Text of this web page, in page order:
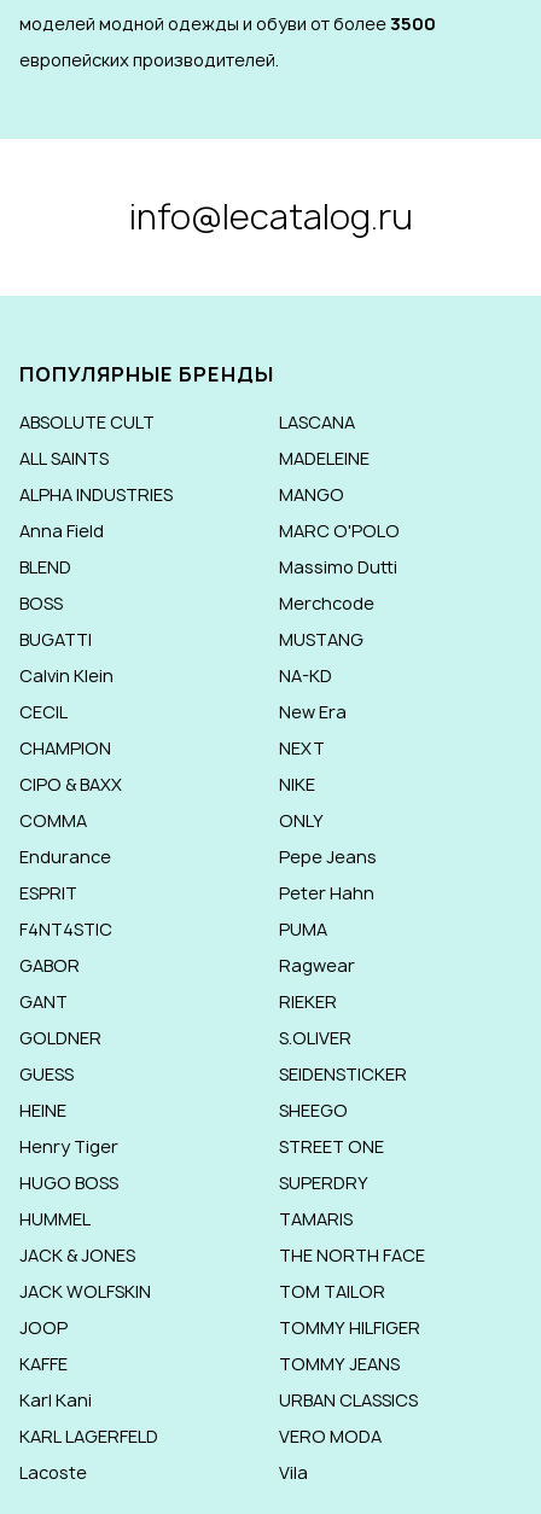
моделей модной одежды и обуви от более3500
европейских производителей.
info@lecatalog.ru
ПОПУЛЯРНЫЕ БРЕНДЫ
ABSOLUTE CULT
ALL SAINTS
ALPHA INDUSTRIES
Anna Field
BLEND
BOSS
BUGATTI
Calvin Klein
CECIL
CHAMPION
CIPO & BAXX
COMMA
Endurance
ESPRIT
F4NT4STIC
GABOR
GANT
GOLDNER
GUESS
HEINE
Henry Tiger
HUGO BOSS
HUMMEL
JACK & JONES
JACK WOLFSKIN
JOOP
KAFFE
Karl Kani
KARL LAGERFELD
Lacoste
LASCANA
MADELEINE
MANGO
MARC O'POLO
Massimo Dutti
Merchcode
MUSTANG
NA-KD
New Era
NEXT
NIKE
ONLY
Pepe Jeans
Peter Hahn
PUMA
Ragwear
RIEKER
S.OLIVER
SEIDENSTICKER
SHEEGO
STREET ONE
SUPERDRY
TAMARIS
THE NORTH FACE
TOM TAILOR
TOMMY HILFIGER
TOMMY JEANS
URBAN CLASSICS
VERO MODA
Vila